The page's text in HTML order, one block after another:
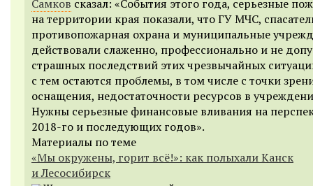
Самков сказал: «События этого года, серьезные
на территории края показали, что ГУ МЧС,
противопожарная охрана и муниципальные
действовали слаженно, профессионально и не
страшных последствий этих чрезвычайных
с тем остаются проблемы, в том числе с точки
оснащения, недостаточности ресурсов в
Нужны серьезные финансовые вливания на
2018-го и последующих годов».
Материалы по теме
«Мы окружены, горит всё!»: как полыхали Канск
и Лесосибирск